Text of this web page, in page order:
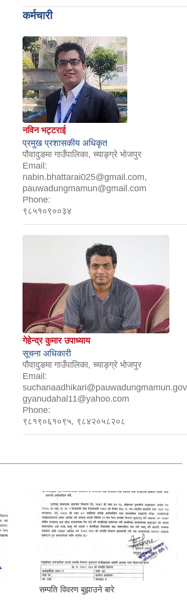
कर्मचारी
नविन भट्टराई
प्रमुख प्रशासकीय अधिकृत
पौवादुङमा गाउँपालिका, च्याङ्ग्रे भोजपुर
Email:
nabin.bhattarai025@gmail.com,
pauwadungmamun@gmail.com
Phone:
९८५१०९००३४
गेहेन्द्र कुमार उपाध्याय
सूचना अधिकारी
पौवादुङमा गाउँपालिका, च्याङ्ग्रे भोजपुर
Email:
gyanudahal11@yahoo.com
Phone:
९८१९०६१०९५, ९८४२०५८२०८
सम्पति विवरण बुझाउने बारे